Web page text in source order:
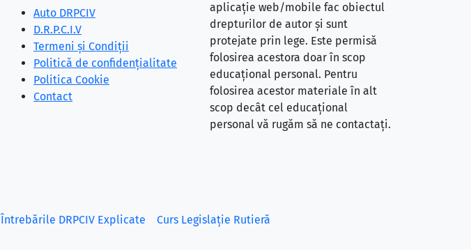
Auto DRPCIV
D.R.P.C.I.V
Termeni și Condiții
Politică de confidențialitate
Politica Cookie
Contact
aplicație web/mobile fac obiectul
drepturilor de autor și sunt
protejate prin lege. Este permisă
folosirea acestora doar în scop
educațional personal. Pentru
folosirea acestor materiale în alt
scop decât cel educațional
personal vă rugăm să ne contactați.
Întrebările DRPCIV Explicate Curs Legislație Rutieră